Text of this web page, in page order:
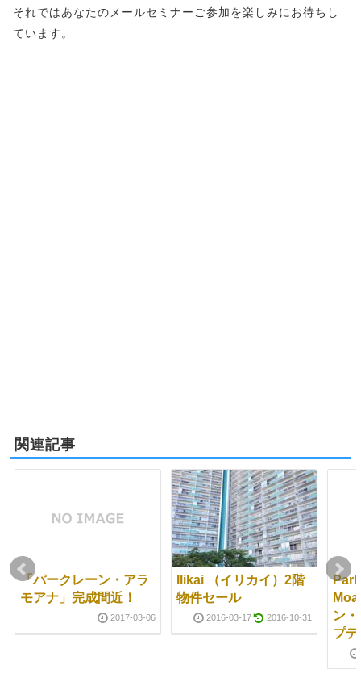
それではあなたのメールセミナーご参加を楽しみにお待ちし
ています。
関連記事
「パークレーン・アラ
モアナ」完成間近！
2017-03-06
Ilikai （イリカイ）2階
物件セール
2016-03-17 2016-10-31
ン
プ